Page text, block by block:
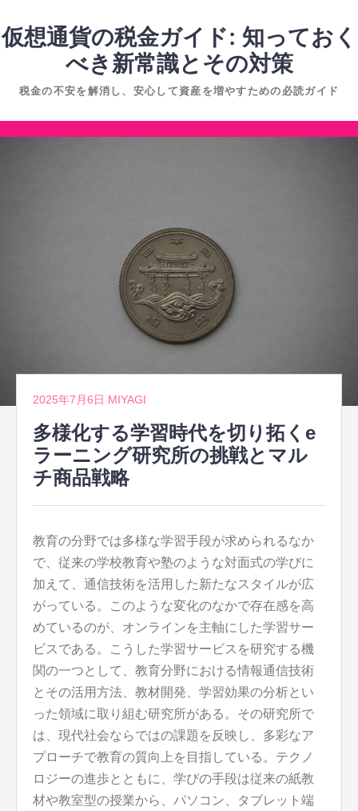
ン
へ
ス
仮想通貨の税金ガイド: 知っておく
べき新常識とその対策
税金の不安を解消し、安心して資産を増やすための必読ガイド
コ
2025年7月6日 MIYAGI
多様化する学習時代を切り拓くe
ラーニング研究所の挑戦とマル
チ商品戦略
教育の分野では多様な学習手段が求められるなか
で、従来の学校教育や塾のような対面式の学びに
加えて、通信技術を活用した新たなスタイルが広
がっている。
このような変化のなかで存在感を高
めているのが、オンラインを主軸にした学習サー
ビスである。こうした学習サービスを研究する機
関の一つとして、教育分野における情報通信技術
とその活用方法、教材開発、学習効果の分析とい
った領域に取り組む研究所がある。その研究所で
は、現代社会ならではの課題を反映し、多彩なア
プローチで教育の質向上を目指している。テクノ
ロジーの進歩とともに、学びの手段は従来の紙教
材や教室型の授業から、パソコン、タブレット端